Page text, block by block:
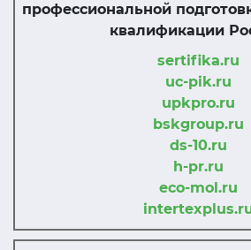
профессиональной
квалификации
sertifika.ru
uc-pik.ru
upkpro.ru
bskgroup.ru
ds-10.ru
h-pr.ru
eco-mol.ru